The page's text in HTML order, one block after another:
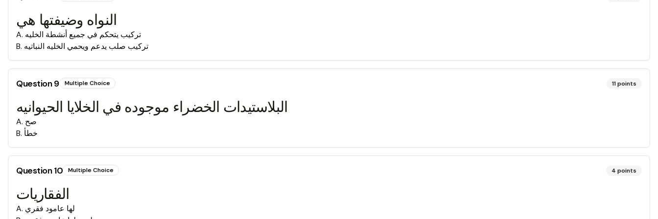
النواه وضيفتها هي
A. تركيب يتحكم في جميع أنشطة الخليه
B. تركيب صلب يدعم ويحمي الخليه النباتيه
Question9 Multiple Choice 11points
البلاستيدات الخضراء موجوده في الخلايا الحيوانيه
A. صح
B. خطأ
Question10 Multiple Choice 4 points
الفقاريات
A. لها عامود فقري